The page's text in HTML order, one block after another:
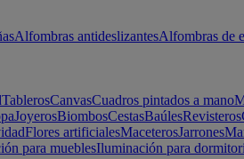
Alfombras antideslizantesAlfombras de
TablerosCanvasCuadros pintados a mano
JoyerosBiombosCestasBaúlesRevisteros
Flores artificialesMaceterosJarrones
para mueblesIluminación para